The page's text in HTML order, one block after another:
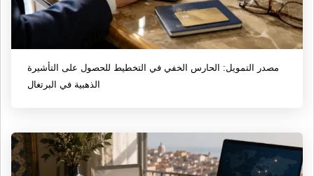
مصدر التمويل: الحارس الخفي في التخطيط للحصول على التأشيرة
الذهبية في البرتغال